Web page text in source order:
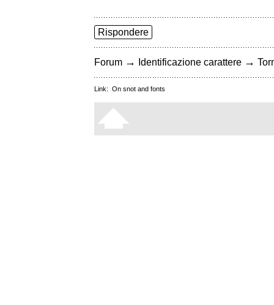
Rispondere
Forum → Identificazione carattere →
Link: On snot and fonts